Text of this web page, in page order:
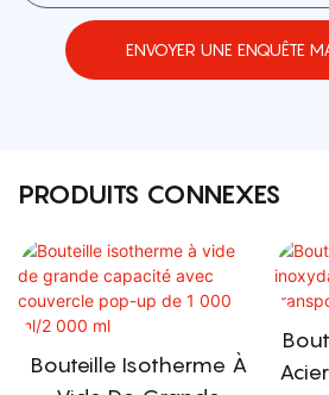
ENVOYER UNE ENQUÊTE
PRODUITS CONNEXES
Bouteille Isotherme À